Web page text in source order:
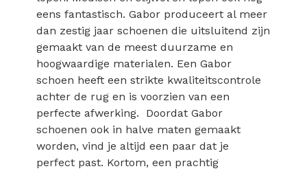
eens fantastisch. Gabor produceert al meer
dan zestig jaar schoenen die uitsluitend zijn
gemaakt van de meest duurzame en
hoogwaardige materialen. Een Gabor
schoen heeft een strikte kwaliteitscontrole
achter de rug en is voorzien van een
perfecte afwerking. Doordat Gabor
schoenen ook in halve maten gemaakt
worden, vind je altijd een paar dat je
perfect past. Kortom, een prachtig